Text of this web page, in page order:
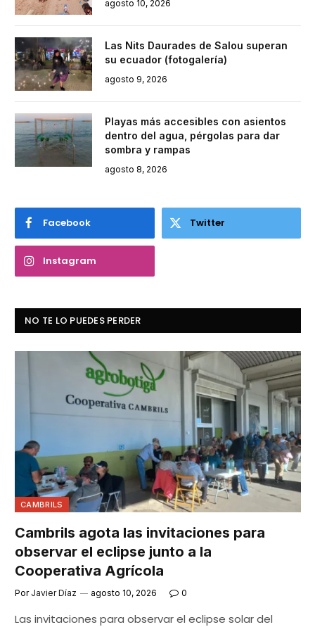
agosto 10, 2026
Las Nits Daurades de Salou superan
su ecuador (fotogalería)
agosto 9, 2026
Playas más accesibles con asientos
dentro del agua, pérgolas para dar
sombra y rampas
agosto 8, 2026
Facebook Twitter
Instagram
NO TE LO PUEDES PERDER
CAMBRILS
Cambrils agota las invitaciones para
observar el eclipse junto a la
Cooperativa Agrícola
Por Javier Díaz agosto 10, 2026 0
Las invitaciones para observar el eclipse solar del